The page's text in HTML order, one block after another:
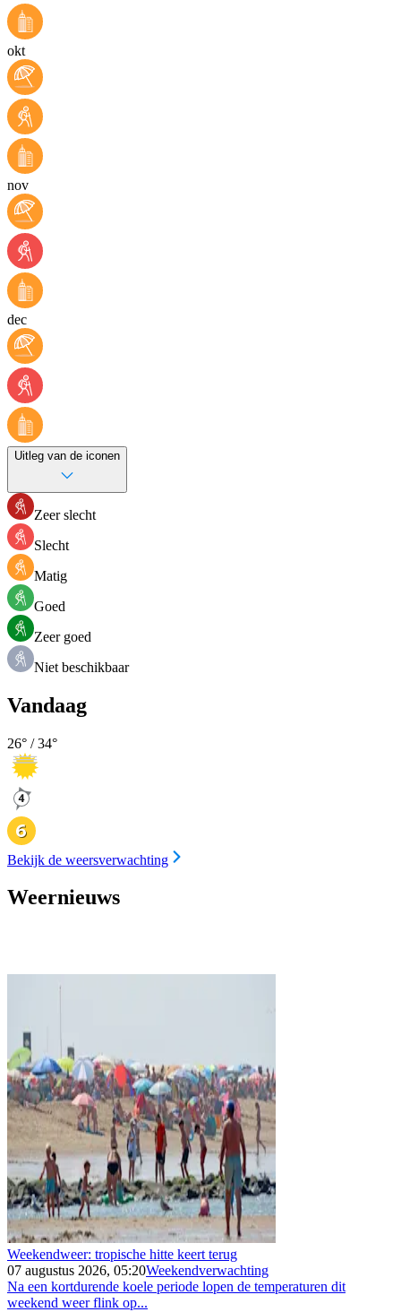
okt
nov
dec
Uitleg van de iconen
Zeer slecht
Slecht
Matig
Goed
Zeer goed
Niet beschikbaar
Vandaag
26° /34°
Bekijk de weersverwachting
Weernieuws
Weekendweer: tropische hitte keert terug
07 augustus 2026, 05:20Weekendverwachting
Na een kortdurende koele periode lopen de temperaturen dit
weekend weer flink op...